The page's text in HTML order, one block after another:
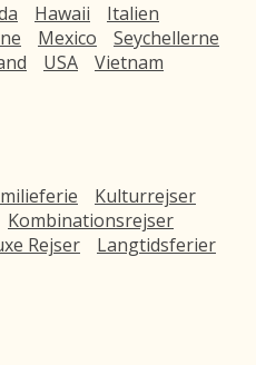
Hawaii
Italien
Mexico
Seychellerne
USA
Vietnam
Kulturrejser
Kombinationsrejser
Rejser
Langtidsferier